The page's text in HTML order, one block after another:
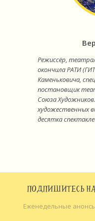
Режиссёр,
окончила РАТИ
Каменьковича,
постановщик
Союза
художественных
десятка
ПОДПИШИТЕСЬ
Еженедельные